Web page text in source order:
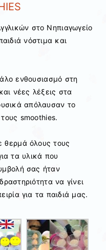
στο Νηπιαγωγείο
νόστιμα και
ενθουσιασμό στη
νέες λέξεις στα
απόλαυσαν το
smoothies.
θερμά όλους τους
τα υλικά που
σας ήταν
να γίνει
για τα παιδιά μας.